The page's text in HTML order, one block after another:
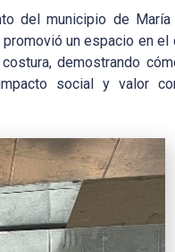
del municipio de María
un espacio en el
demostrando
social y valor